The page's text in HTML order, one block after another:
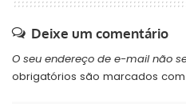
Deixe um comentário
O seu endereço de e-mail não
obrigatórios são marcados com